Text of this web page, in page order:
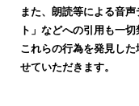
また、朗読等による音
ト」などへの引用も一切
これらの行為を発見し
せていただきます。